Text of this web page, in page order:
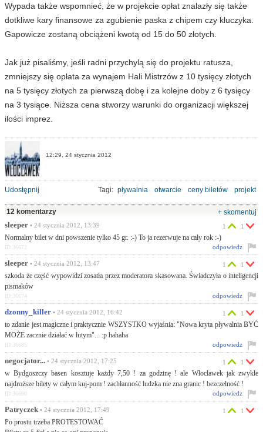
Wypada także wspomnieć, że w projekcie opłat znalazły się także
dotkliwe kary finansowe za zgubienie paska z chipem czy kluczyka.
Gapowicze zostaną obciążeni kwotą od 15 do 50 złotych.
Jak już pisaliśmy, jeśli radni przychylą się do projektu ratusza,
zmniejszy się opłata za wynajem Hali Mistrzów z 10 tysięcy złotych
na 5 tysięcy złotych za pierwszą dobę i za kolejne doby z 6 tysięcy
na 3 tysiące. Niższa cena stworzy warunki do organizacji większej
ilości imprez.
12:29, 24 stycznia 2012
Udostępnij Tagi: pływalnia otwarcie ceny biletów projekt
12 komentarzy
+ skomentuj
sleeper • 24 stycznia 2012, 13:39
Normalny bilet w dni powszenie tylko 45 gr. :-) To ja rezerwuje na cały rok :-)
1 1
odpowiedz
ID:36672
sleeper • 24 stycznia 2012, 13:47
szkoda że część wypowidzi zosatła przez moderatora skasowana. Świadczyła o inteligencji
pismaków
1 1
odpowiedz
ID:36674
dzonny_killer • 24 stycznia 2012, 16:42
to zdanie jest magiczne i praktycznie WSZYSTKO wyjaśnia: "Nowa kryta pływalnia BYĆ
MOŻE zacznie działać w lutym"... :p hahaha
1 1
odpowiedz
ID:36685
negocjator... • 24 stycznia 2012, 17:25
w Bydgoszczy basen kosztuje każdy 7,50 ! za godzinę ! ale Włocławek jak zwykle
najdroższe bilety w całym kuj-pom ! zachłanność ludzka nie zna granic ! bezczelność !
1 1
odpowiedz
ID:36690
Patryczek • 24 stycznia 2012, 17:49
Po prostu trzeba PROTESTOWAĆ
1 1